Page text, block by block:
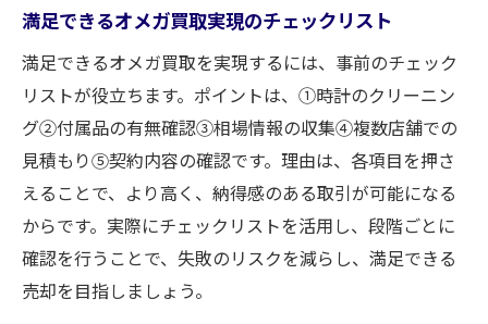
満足できるオメガ買取実現のチェックリスト
満足できるオメガ買取を実現するには、事前のチェック
リストが役立ちます。ポイントは、①時計のクリーニン
グ②付属品の有無確認③相場情報の収集④複数店舗での
見積もり⑤契約内容の確認です。理由は、各項目を押さ
えることで、より高く、納得感のある取引が可能になる
からです。実際にチェックリストを活用し、段階ごとに
確認を行うことで、失敗のリスクを減らし、満足できる
売却を目指しましょう。